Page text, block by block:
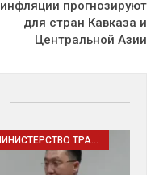
инфляции прогнозируют
для стран Кавказа и
Центральной Азии
МИНИСТЕРСТВО ТРАНСПОРТА РК